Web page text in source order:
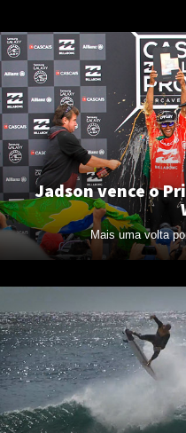
Jadson vence o
Mais uma volta